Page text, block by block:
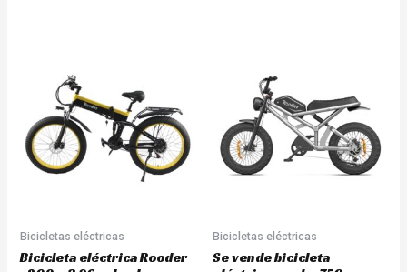
Bicicletas eléctricas
Bicicleta eléctrica Rooder
Bicicletas eléctricas
Se vende bicicleta